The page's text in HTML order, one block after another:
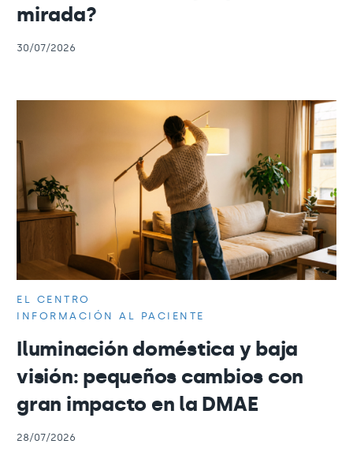
mirada?
30/07/2026
EL CENTRO
INFORMACIÓN AL PACIENTE
Iluminación doméstica y baja
visión: pequeños cambios con
gran impacto en la DMAE
28/07/2026